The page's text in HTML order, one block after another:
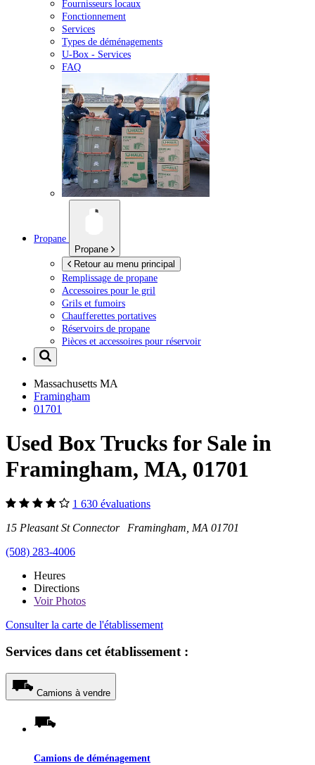
Fournisseurs locaux
Fonctionnement
Services
Types de déménagements
U-Box - Services
FAQ
Propane
Propane
Retour au menu principal
Remplissage de propane
Accessoires pour le gril
Grils et fumoirs
Chaufferettes portatives
Réservoirs de propane
Pièces et accessoires pour réservoir
Massachusetts MA
Framingham
01701
Used Box Trucks for Sale in
Framingham, MA, 01701
1 630 évaluations
15 Pleasant St Connector Framingham, MA 01701
(508) 283-4006
Heures
Directions
VoirPhotos
Consulter la carte de l'établissement
Services dans cet établissement :
Camions à vendre
Camions de déménagement